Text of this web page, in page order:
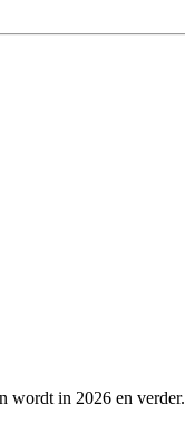
wordt in 2026 en verder.